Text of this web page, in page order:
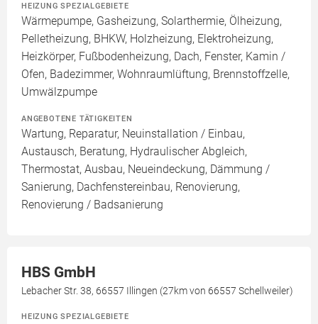
HEIZUNG SPEZIALGEBIETE
Wärmepumpe, Gasheizung, Solarthermie, Ölheizung,
Pelletheizung, BHKW, Holzheizung, Elektroheizung,
Heizkörper, Fußbodenheizung, Dach, Fenster, Kamin /
Ofen, Badezimmer, Wohnraumlüftung, Brennstoffzelle,
Umwälzpumpe
ANGEBOTENE TÄTIGKEITEN
Wartung, Reparatur, Neuinstallation / Einbau,
Austausch, Beratung, Hydraulischer Abgleich,
Thermostat, Ausbau, Neueindeckung, Dämmung /
Sanierung, Dachfenstereinbau, Renovierung,
Renovierung / Badsanierung
HBS GmbH
Lebacher Str. 38, 66557 Illingen (27km von 66557 Schellweiler)
HEIZUNG SPEZIALGEBIETE